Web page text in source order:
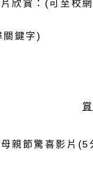
欣賞： ( 可至校
關鍵字)
賞
親節驚喜影片 (5